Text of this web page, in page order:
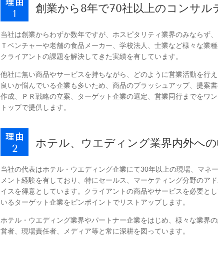
創業から8年で70社以上のコンサル
当社は創業からわずか数年ですが、ホスピタリティ業界のみならず、
Ｔベンチャーや老舗の食品メーカー、学校法人、士業など様々な業
クライアントの課題を解決してきた実績を有しています。
他社に無い商品やサービスを持ちながら、どのように営業活動を行
良いか悩んでいる企業も多いため、商品のブラッシュアップ、提案
作成、ＰＲ戦略の立案、ターゲット企業の選定、営業同行までをワン
トップで提供します。
ホテル、ウエディング業界内外へ
当社の代表はホテル・ウエディング企業にて30年以上の現場、マネ
メント経験を有しており、特にセールス、マーケティング分野のア
イスを得意としています。クライアントの商品やサービスを必要とし
いるターゲット企業をピンポイントでリストアップします。
ホテル・ウエディング業界やパートナー企業をはじめ、様々な業界
営者、現場責任者、メディア等と常に深耕を図っています。